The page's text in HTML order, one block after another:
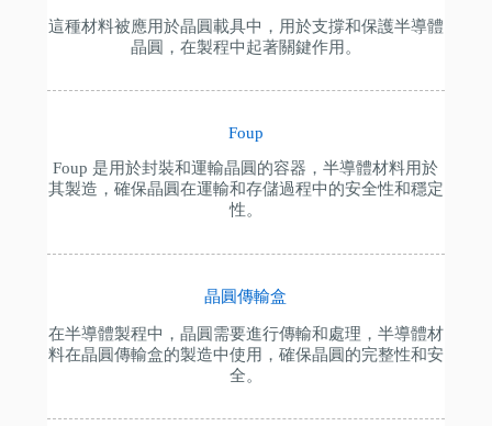
這種材料被應用於晶圓載具中，用於支撐和保護半導體
晶圓，在製程中起著關鍵作用。
Foup
Foup 是用於封裝和運輸晶圓的容器，半導體材料用於
其製造，確保晶圓在運輸和存儲過程中的安全性和穩定
性。
晶圓傳輸盒
在半導體製程中，晶圓需要進行傳輸和處理，半導體材
料在晶圓傳輸盒的製造中使用，確保晶圓的完整性和安
全。